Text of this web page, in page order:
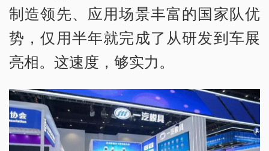
制造领先、应用场景丰富的国家队优
势，仅用半年就完成了从研发到车展
亮相。这速度，够实力。